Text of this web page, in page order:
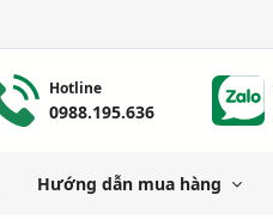
Hotline
0988.195.636
Hướng dẫn mua hàng